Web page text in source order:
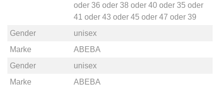
oder 36 oder 38 oder 40oder 35 oder
41 oder 43 oder 45 oder 47 oder 39
Gender
unisex
Marke
ABEBA
Gender
unisex
Marke
ABEBA